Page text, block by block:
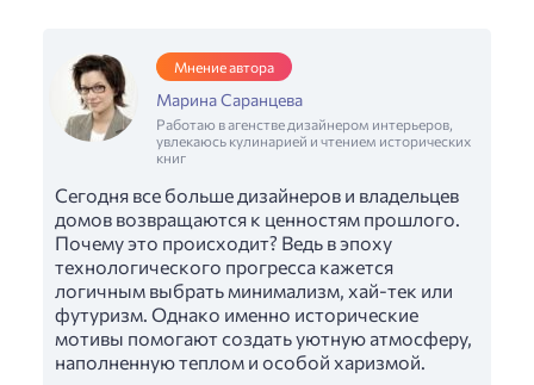
Мнение автора
Марина Саранцева
Работаю в агенстве дизайнером интерьеров,
увлекаюсь кулинарией и чтением исторических
книг
Сегодня все больше дизайнеров и владельцев
домов возвращаются к ценностям прошлого.
Почему это происходит? Ведь в эпоху
технологического прогресса кажется
логичным выбрать минимализм, хай-тек или
футуризм. Однако именно исторические
мотивы помогают создать уютную атмосферу,
наполненную теплом и особой харизмой.